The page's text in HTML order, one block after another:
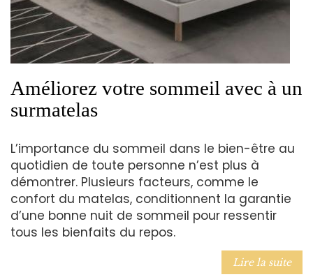
Améliorez votre sommeil avec à un
surmatelas
L’importance du sommeil dans le bien-être au
quotidien de toute personne n’est plus à
démontrer. Plusieurs facteurs, comme le
confort du matelas, conditionnent la garantie
d’une bonne nuit de sommeil pour ressentir
tous les bienfaits du repos.
Lire la suite